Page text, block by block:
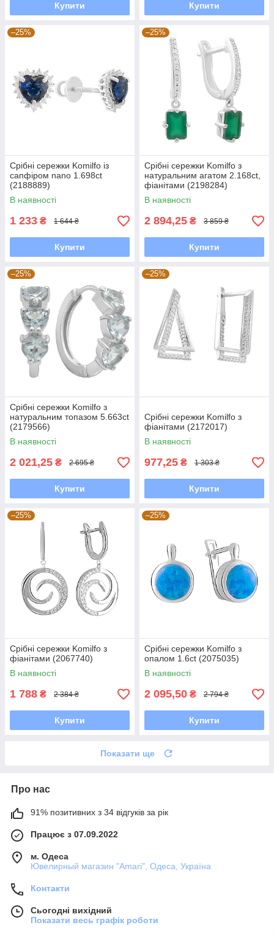
Купити Купити
–25%
Срібні сережки Komilfo із
сапфіром nano 1.698ct
(2188889)
В наявності
1 233 ₴ 1 644 ₴
Купити
–25%
Срібні сережки Komilfo з
натуральним агатом 2.168ct,
фіанітами (2198284)
В наявності
2 894,25 ₴ 3 859 ₴
Купити
–25%
Срібні сережки Komilfo з
натуральним топазом 5.663ct
(2179566)
В наявності
2 021,25 ₴ 2 695 ₴
Купити
–25%
Срібні сережки Komilfo з
фіанітами (2172017)
В наявності
977,25 ₴ 1 303 ₴
Купити
–25%
Срібні сережки Komilfo з
фіанітами (2067740)
В наявності
1 788 ₴ 2 384 ₴
Купити
–25%
Срібні сережки Komilfo з
опалом 1.6ct (2075035)
В наявності
2 095,50 ₴ 2 794 ₴
Купити
Показати ще
Про нас
91% позитивних з 34 відгуків за рік
Працює з 07.09.2022
м. Одеса
Ювелирный магазин "Amari", Одеса, Україна
Контакти
Сьогодні вихідний
Показати весь графік роботи